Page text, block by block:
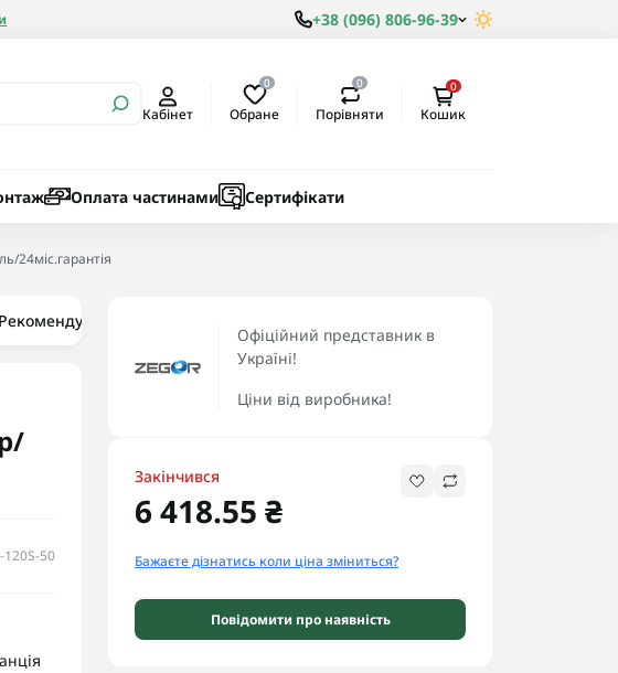
+38 (096) 806-96-39
Кабінет
0
Обране
0
Порівняти
0
Кошик
Оплата частинами Сертифікати
Колби
24міс.гарантія
Рекомендуємо
120S-50
Офіційний представник в
Україні!
Ціни від виробника!
Закінчився
6 418.55 ₴
Бажаєте дізнатись коли ціна зміниться?
Повідомити про наявність